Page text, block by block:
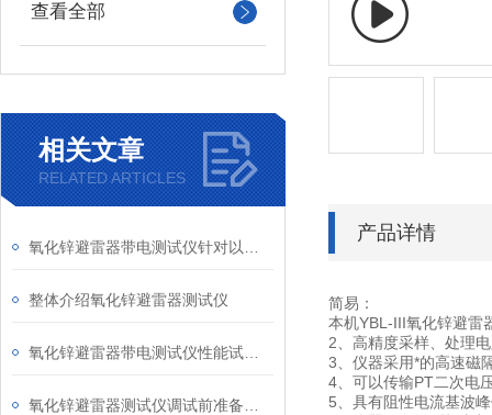
查看全部
相关文章
RELATED ARTICLES
整体介绍氧化锌避雷器测试仪
产品详情
简易：
本机YBL-III氧化锌避雷
2、高精度采样、处理
3、仪器采用*的高速磁
4、可以传输PT二次电
5、具有阻性电流基波